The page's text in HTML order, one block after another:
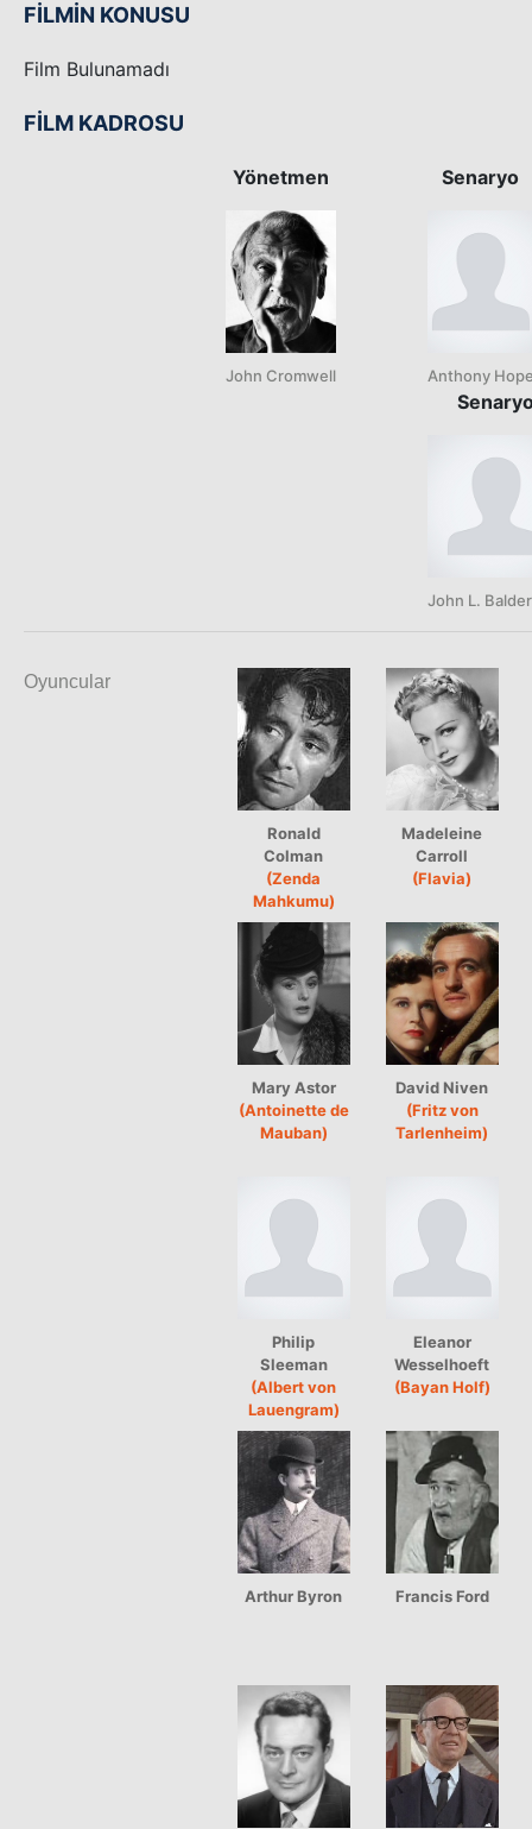
FİLMİN KONUSU
Film Bulunamadı
FİLM KADROSU
Yönetmen
John Cromwell
Senaryo
Anthony
John L.
Oyuncular
Ronald
Colman
(Zenda
Mahkumu)
Madeleine
Carroll
(Flavia)
Mary Astor
(Antoinette de
Mauban)
David Niven
(Fritz von
Tarlenheim)
Philip
Sleeman
(Albert von
Lauengram)
Eleanor
Wesselhoeft
(Bayan Holf)
Arthur Byron Francis Ford